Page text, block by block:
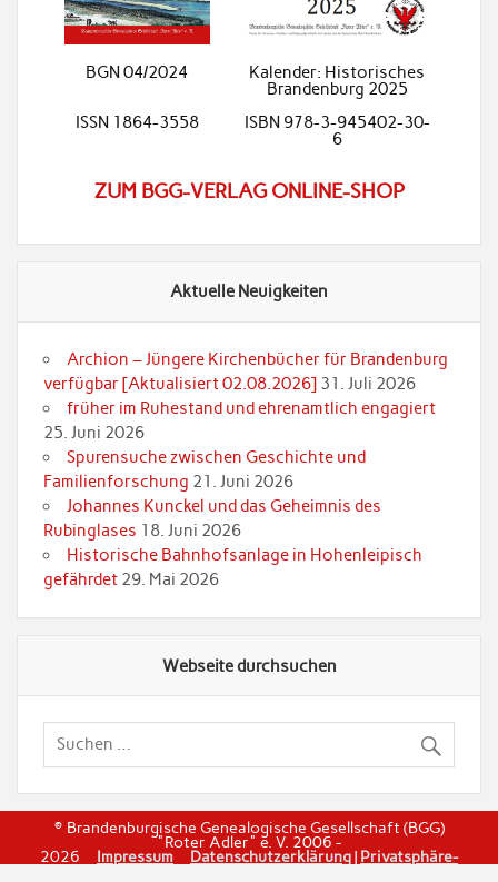
BGN 04/2024
Kalender: Historisches
Brandenburg 2025
ISSN 1864-3558
ISBN 978-3-945402-30-
6
ZUM BGG-VERLAG ONLINE-SHOP
Aktuelle Neuigkeiten
Archion – Jüngere Kirchenbücher für Brandenburg
verfügbar [Aktualisiert 02.08.2026] 31. Juli 2026
früher im Ruhestand und ehrenamtlich engagiert
25. Juni 2026
Spurensuche zwischen Geschichte und
Familienforschung 21. Juni 2026
Johannes Kunckel und das Geheimnis des
Rubinglases 18. Juni 2026
Historische Bahnhofsanlage in Hohenleipisch
gefährdet 29. Mai 2026
Webseite durchsuchen
© Brandenburgische Genealogische Gesellschaft (BGG)
"Roter Adler" e. V. 2006 -
2026 Impressum Datenschutzerklärung| Privatsphäre-